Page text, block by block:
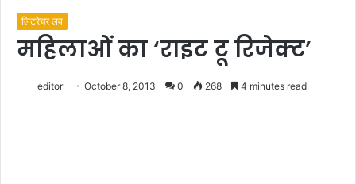
लिटरेचर लव
महिलाओं का ‘राइट टू रिजेक्ट’
editor October 8, 2013 0 268 4 minutes read